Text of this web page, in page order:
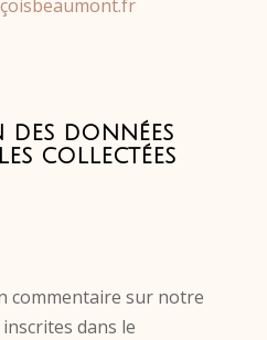
données
collectées
commentaire sur notre
dans le